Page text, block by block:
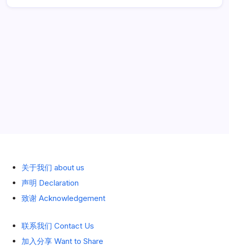
关于我们 about us
声明 Declaration
致谢 Acknowledgement
联系我们 Contact Us
加入分享 Want to Share